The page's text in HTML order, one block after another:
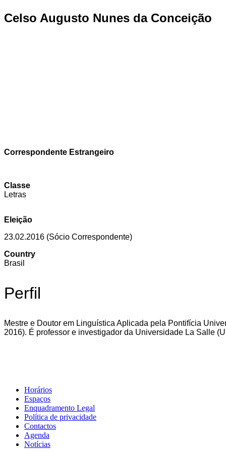
Celso Augusto Nunes da Conceição
Correspondente Estrangeiro
Classe
Letras
Eleição
23.02.2016 (Sócio Correspondente)
Country
Brasil
Perfil
Mestre e Doutor em Linguística Aplicada pela Pontifícia
2016). É professor e investigador da Universidade La Salle
Horários
Espaços
Enquadramento Legal
Política de privacidade
Contactos
Agenda
Notícias